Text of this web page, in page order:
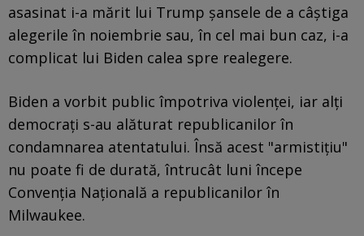
asasinat i-a mărit lui Trump șansele de a câștiga
alegerile în noiembrie sau, în cel mai bun caz, i-a
complicat lui Biden calea spre realegere.
Biden a vorbit public împotriva violenței, iar alți
democrați s-au alăturat republicanilor în
condamnarea atentatului. Însă acest "armistițiu"
nu poate fi de durată, întrucât luni începe
Convenția Națională a republicanilor în
Milwaukee.